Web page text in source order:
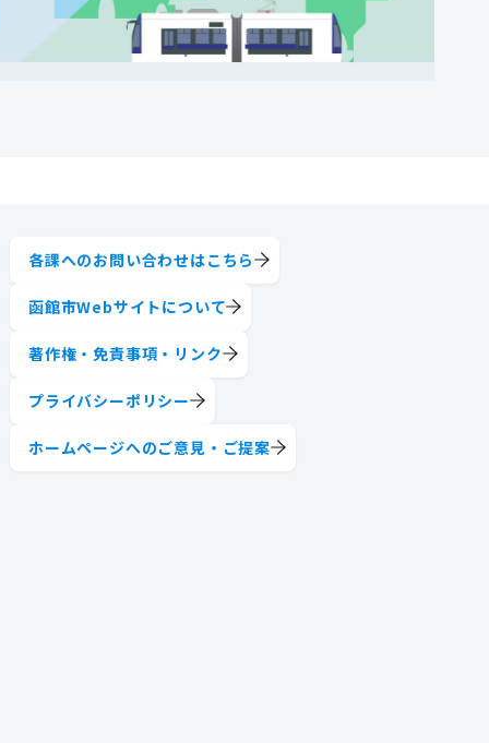
各課へのお問い合わせはこちら
函館市Webサイトについて
著作権・免責事項・リンク
プライバシーポリシー
ホームページへのご意見・ご提案